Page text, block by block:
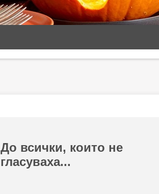
До всички, които не
гласуваха...